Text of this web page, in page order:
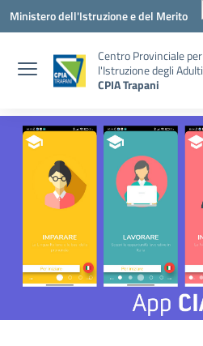
Vai ai contenuti
Vai al menu di navigazione
Vai al footer
Ministero dell'Istruzione e del Merito
Centro Provinciale per
l'Istruzione degli Adulti
CPIA Trapani